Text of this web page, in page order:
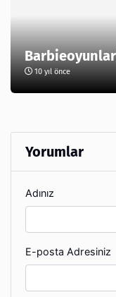
10 yıl önce
Yorumlar
Adınız
E-posta Adresiniz